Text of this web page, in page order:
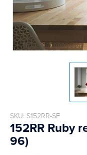
SKU S152RR-SF
152RR Ruby
96)
to
the
beginning